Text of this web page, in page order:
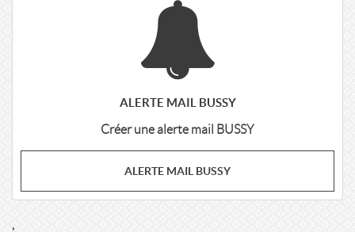
ALERTE MAIL BUSSY
Créer une alerte mail BUSSY
ALERTE MAIL BUSSY
,